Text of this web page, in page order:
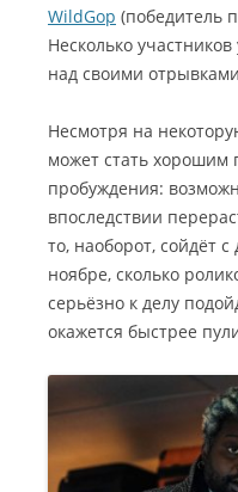
WildGop (победитель
Несколько
над своими
Несмотря на
может стать хорошим
пробуждения:
впоследствии
то, наоборот, сойдёт
ноябре, сколько
серьёзно к делу
окажется быстрее